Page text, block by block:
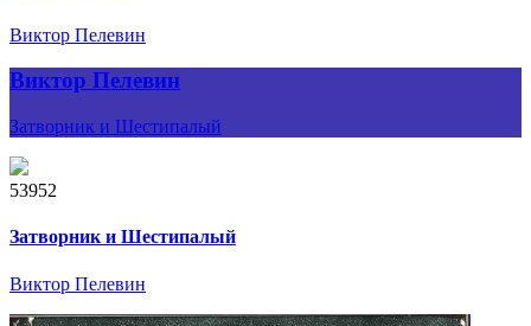
Виктор Пелевин
Виктор Пелевин
Затворник и Шестипалый
53952
Затворник и Шестипалый
Виктор Пелевин